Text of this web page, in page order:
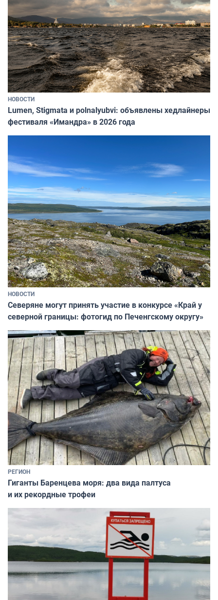
НОВОСТИ
Lumen, Stigmata и polnalyubvi: объявлены хедлайнеры
фестиваля «Имандра» в 2026 года
НОВОСТИ
Северяне могут принять участие в конкурсе «Край у
северной границы: фотогид по Печенгскому округу»
РЕГИОН
Гиганты Баренцева моря: два вида палтуса
и их рекордные трофеи